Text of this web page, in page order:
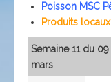
Poisson MSC
Produits locaux
Semaine 11 du 09
mars